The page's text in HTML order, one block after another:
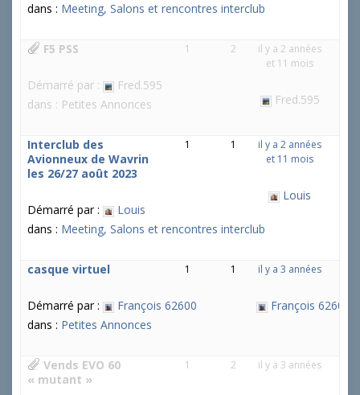
dans : Meeting, Salons et rencontres interclub
F5 PSS
Démarré par :
Fred.595
dans : Petites Annonces
1 2
il y a 2 années
et 11 mois
Fred.595
Interclub des
Avionneux de Wavrin
les 26/27 août 2023
Démarré par :
Louis
dans : Meeting, Salons et rencontres interclub
1 1
il y a 2 années
et 11 mois
Louis
casque virtuel
Démarré par :
François 62600
dans : Petites Annonces
1 1 il y a 3 années
François 62600
Vends EVO 60
« mutant »
1 2 il y a 3 années